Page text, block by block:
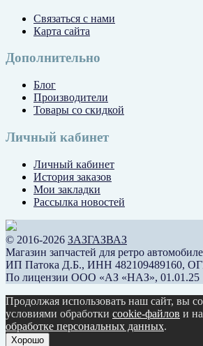
Связаться с нами
Карта сайта
Дополнительно
Блог
Производители
Товары со скидкой
Личный кабинет
Личный кабинет
История заказов
Мои закладки
Рассылка новостей
© 2016-2026 ЗАЗГАЗВАЗ
Магазин запчастей для ретро
ИП Патока Д.Б., ИНН 482109489160,
По лицензии ООО «АЗ «НАЗ», 01.01.25
Продолжая использовать наш сайт, вы
условиями обработки cookie-файлов и
обработке персональных данных.
Хорошо